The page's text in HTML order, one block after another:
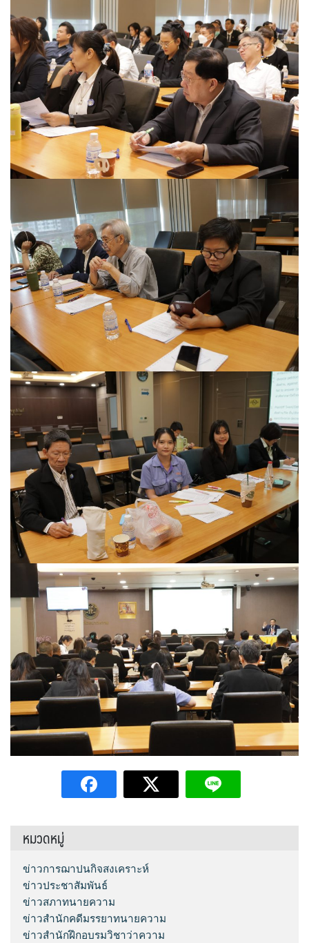
หมวดหมู่
ข่าวการฌาปนกิจสงเคราะห์
ข่าวประชาสัมพันธ์
ข่าวสภาทนายความ
ข่าวสำนักคดีมรรยาทนายความ
ข่าวสำนักฝึกอบรมวิชาว่าความ